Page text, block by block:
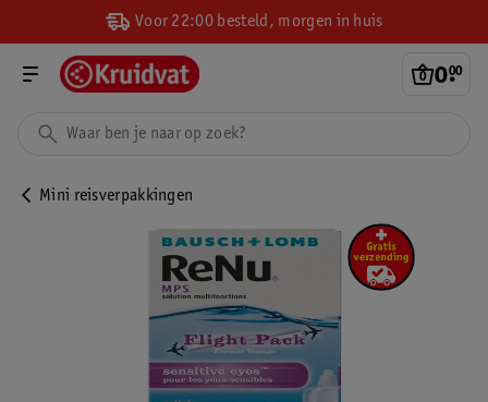
Voor 22:00 besteld, morgen in huis
0.
00
Mini reisverpakkingen